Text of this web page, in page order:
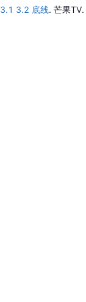
3.1 3.2 底线. 芒果TV.